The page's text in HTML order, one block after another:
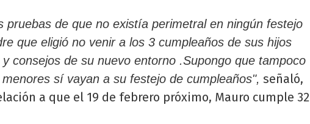
pruebas de que no existía perimetral en ningún festejo
que eligió no venir a los 3 cumpleaños de sus hijos
consejos de su nuevo entorno .Supongo que tampoco
sí vayan a su festejo de cumpleaños", señaló,
a que el 19 de febrero próximo, Mauro cumple 32